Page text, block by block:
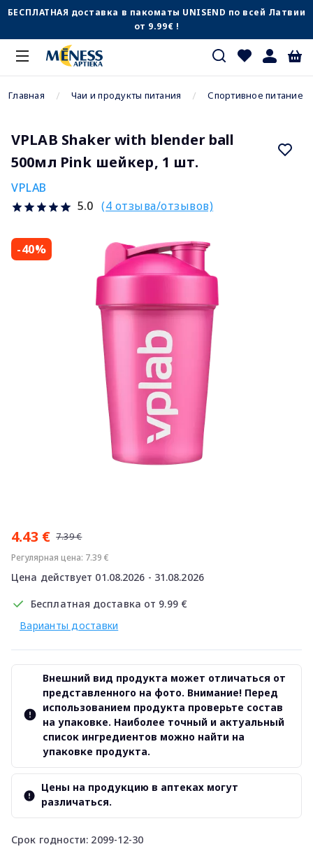
БЕСПЛАТНАЯ доставка в пакоматы UNISEND по всей Латвии
от 9.99€ !
Главная Чаи и продукты питания Спортивное питание
VPLAB Shaker with blender ball
500мл Pink шейкер, 1 шт.
VPLAB
5.0 (4 отзыва/отзывов)
-40%
4.43 € 7.39 €
Регулярная цена: 7.39 €
Цена действует 01.08.2026 - 31.08.2026
Бесплатная доставка от 9.99 €
Варианты доставки
Срок годности: 2099-12-30
Внешний вид продукта может отличаться от
представленного на фото. Внимание! Перед
использованием продукта проверьте состав
на упаковке. Наиболее точный и актуальный
список ингредиентов можно найти на
упаковке продукта.
Цены на продукцию в аптеках могут
различаться.